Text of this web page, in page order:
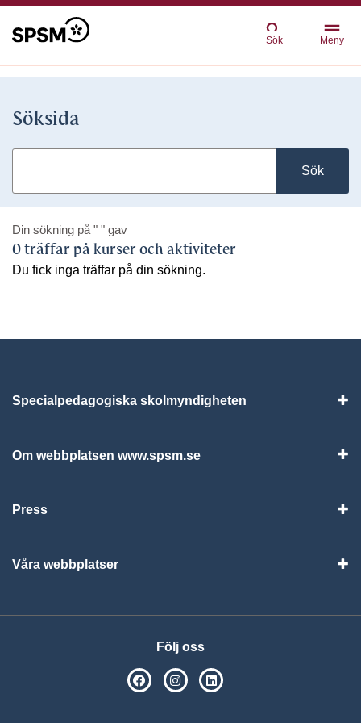
Sök Meny
Söksida
Sök
Din sökning på " " gav
0 träffar på kurser och aktiviteter
Du fick inga träffar på din sökning.
Specialpedagogiska skolmyndigheten
Om webbplatsen www.spsm.se
Press
Våra webbplatser
Följ oss
SPSM på Facebook
SPSM på Instagram